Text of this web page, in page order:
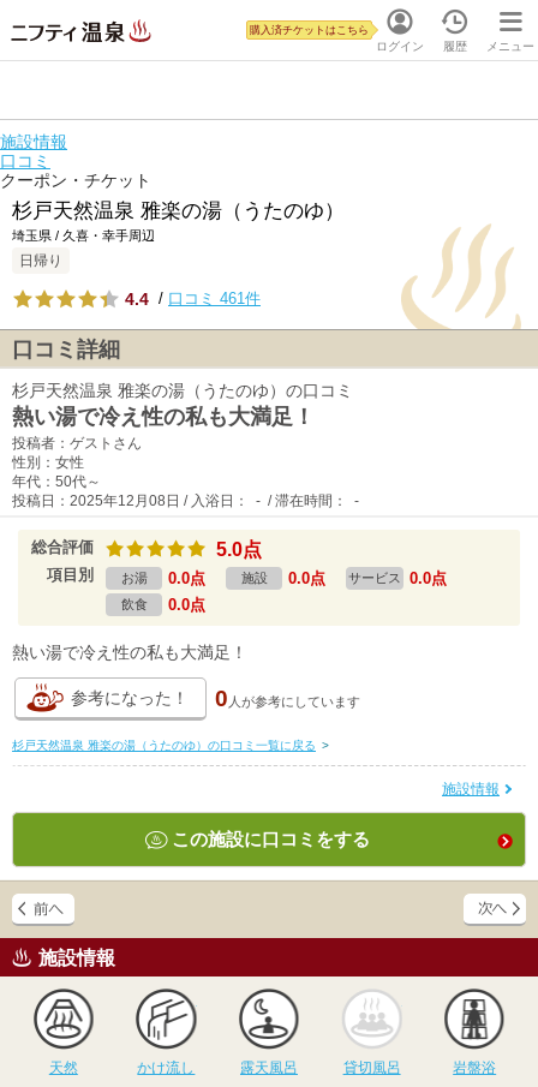
ログイン
購入済チケットはこちら
履歴 メニュー
施設情報
口コミ
クーポン・チケット
杉戸天然温泉 雅楽の湯（うたのゆ）
埼玉県 / 久喜・幸手周辺
日帰り
4.4 / 口コミ 461件
口コミ詳細
杉戸天然温泉 雅楽の湯（うたのゆ）の口コミ
熱い湯で冷え性の私も大満足！
投稿者：ゲストさん
性別：女性
年代：50代～
投稿日：2025年12月08日 / 入浴日： - / 滞在時間： -
総合評価 5.0点
項目別 お湯 0.0点 施設 0.0点 サービス 0.0点
飲食 0.0点
熱い湯で冷え性の私も大満足！
参考になった！ 0 人が参考にしています
杉戸天然温泉 雅楽の湯（うたのゆ）の口コミ一覧に戻る >
施設情報
この施設に口コミをする
施設情報
天然
かけ流し
かけ流し
露天風呂
露天風呂
貸切風呂
貸切風呂 岩盤浴